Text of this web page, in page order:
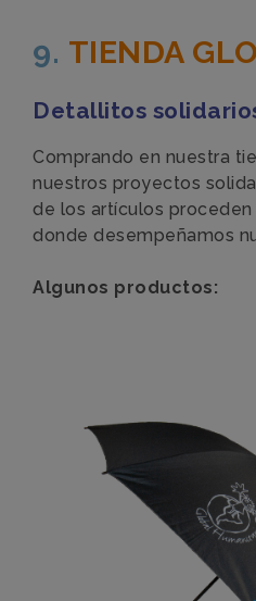
9. TIENDA
Detallitos
Comprando en nuestra
nuestros proyectos
de los artículos
donde desempeñamos
Algunos productos: